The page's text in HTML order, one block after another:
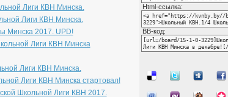
Лиги КВН Минска.
Лиги КВН Минска.
Минска 2017. UPD!
Лиги КВН Минска
Лиги КВН Минска.
Лиги КВН Минска стартовал!
Школьной Лиги КВН 2017.
Html-ссылка:
BB-код: